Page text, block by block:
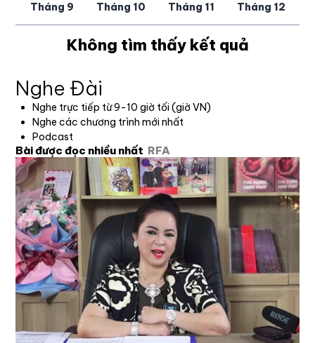
Tháng 9 Tháng 10 Tháng 11 Tháng 12
Không tìm thấy kết quả
Nghe Đài
Nghe trực tiếp từ 9-10 giờ tối (giờ VN)
Nghe các chương trình mới nhất
Podcast
Bài được đọc nhiều nhất RFA